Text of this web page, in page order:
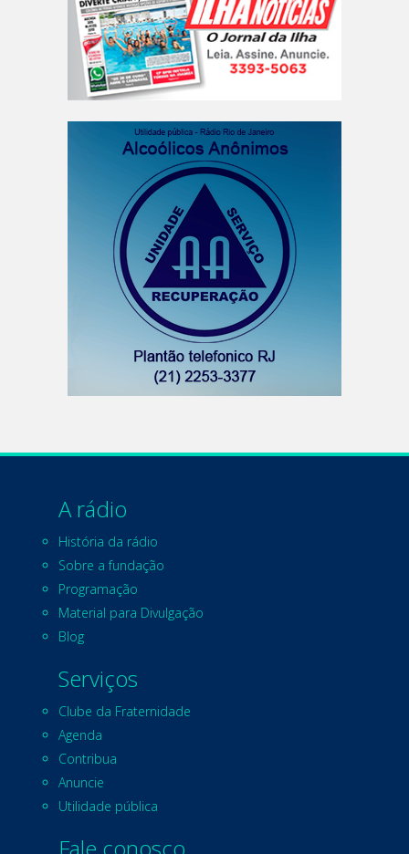
A rádio
História da rádio
Sobre a fundação
Programação
Material para Divulgação
Blog
Serviços
Clube da Fraternidade
Agenda
Contribua
Anuncie
Utilidade pública
Fale conosco